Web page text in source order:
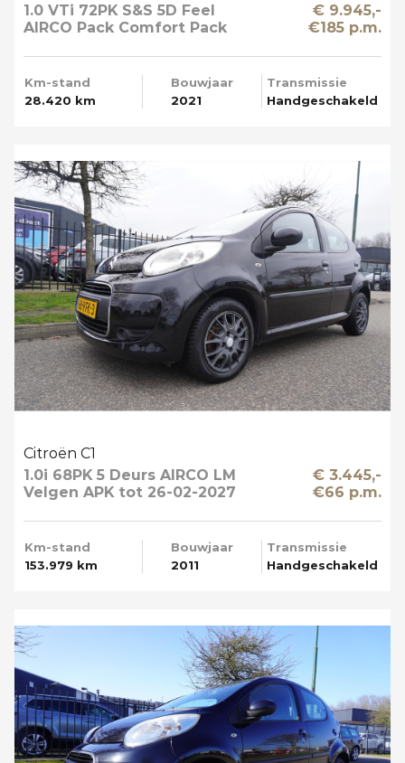
1.0 VTi 72PK S&S 5D Feel
AIRCO Pack Comfort Pack
€ 9.945,-
€185 p.m.
Km-stand
28.420 km
Bouwjaar
2021
Transmissie
Handgeschakeld
Citroën C1
1.0i 68PK 5 Deurs AIRCO LM
Velgen APK tot 26-02-2027
€ 3.445,-
€66 p.m.
Km-stand
153.979 km
Bouwjaar
2011
Transmissie
Handgeschakeld